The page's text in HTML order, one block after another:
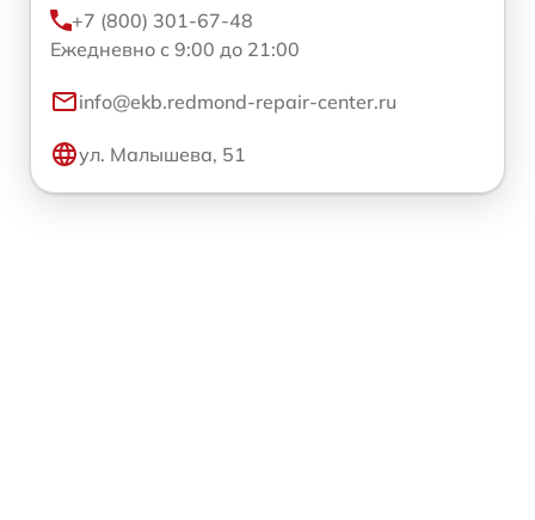
+7 (800) 301-67-48
Ежедневно с 9:00 до 21:00
info@ekb.redmond-repair-center.ru
ул. Малышева, 51